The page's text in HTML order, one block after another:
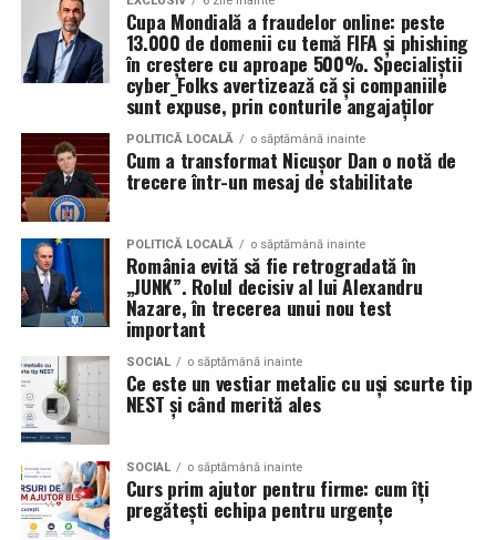
mai puţină nevoie să lipsească de la şcoală sau de
la activităţi fizice.
Comparativ cu alte procedee
Proce­dul AREC se diferenţiază de alte metode de
inhalare sau salinoterapie prin:
Sarea nu provine din simple blocuri de sare sau
pereţi salini; nu este doar efect decorativ sau
wellness. În AREC, atmosfera este creată cu
particule fine de sare, încărcate electric.
Spre deosebire de salinele artificiale care folosesc
vaporizatoare sau aerosoli umedi, procedeele
convenţionale nu garantează pătrunderea
particulelor mici în bronhii și nu oferă stabilitate a
microclimei.
Dispozitivele de suflare (cum ar fi ventilatoare /
generatoare de aerosol) pot produce particule mari
Cupa Mondială a fraudelor online: peste
13.000 de domenii cu temă FIFA și phishing
în creștere cu aproape 500%. Specialiștii
cyber_Folks avertizează că și companiile
sunt expuse, prin conturile angajaților
POLITICĂ LOCALĂ o săptămână inainte
Cum a transformat Nicușor Dan o notă de
trecere într-un mesaj de stabilitate
POLITICĂ LOCALĂ o săptămână inainte
România evită să fie retrogradată în
„JUNK”. Rolul decisiv al lui Alexandru
Nazare, în trecerea unui nou test
important
SOCIAL o săptămână inainte
Ce este un vestiar metalic cu uși scurte tip
NEST și când merită ales
SOCIAL o săptămână inainte
Curs prim ajutor pentru firme: cum îți
pregătești echipa pentru urgențe